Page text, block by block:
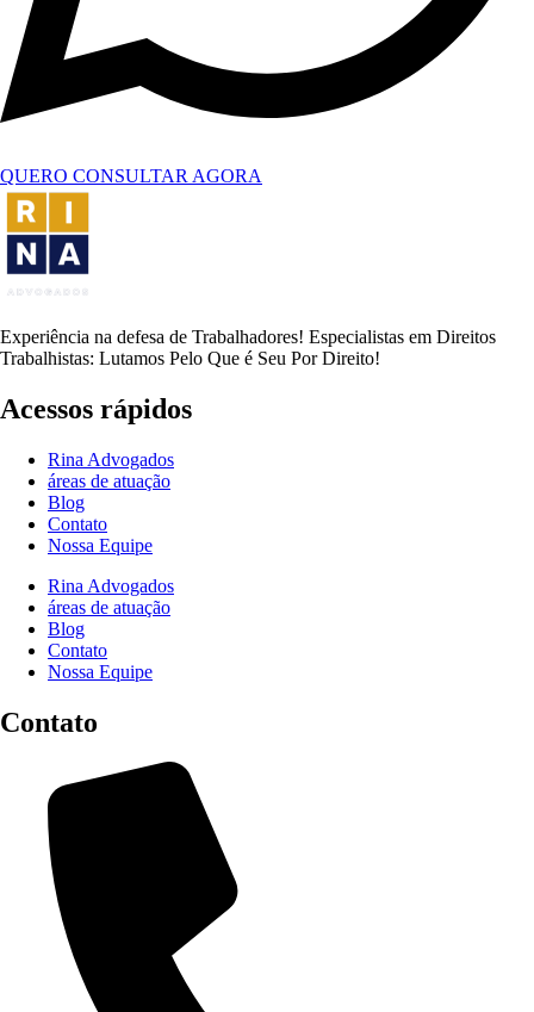
QUERO CONSULTAR AGORA
Experiência na defesa de Trabalhadores! Especialistas em Direitos
Trabalhistas: Lutamos Pelo Que é Seu Por Direito!
Acessos rápidos
Rina Advogados
áreas de atuação
Blog
Contato
Nossa Equipe
Rina Advogados
áreas de atuação
Blog
Contato
Nossa Equipe
Contato